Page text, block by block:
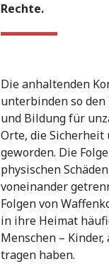
Rechte.
Die anhaltenden
unterbinden so den
und Bildung für
Orte, die
geworden. Die
physischen
voneinander
Folgen von
in ihre Heimat
Menschen –
tragen haben.